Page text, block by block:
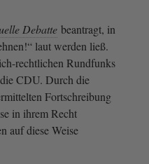
Debatte beantragt, in
laut werden ließ.
rechtlichen Rundfunks
CDU. Durch die
Fortschreibung
in ihrem Recht
auf diese Weise